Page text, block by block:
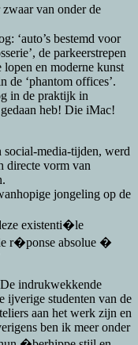
van onder de
‘auto’s bestemd voor
de parkeerstrepen
en moderne kunst
de ‘phantom offices’.
in de praktijk in
heb! Die iMac!
media-tijden, werd
directe vorm van
jongeling op de
existenti�le
r�ponse absolue �
indrukwekkende
ijverige studenten van de
aan het werk zijn en
ben ik meer onder